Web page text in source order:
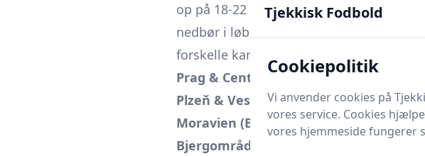
op på 18-22 °C, mens nætterne stadig
nedbør i løbet af måneden, primært
forskelle kan sammenfattes sådan:
Prag & Centrale Bøhmen:19-22 °C om
Plzeň & Vestbøhmen:18-21 °C, 8-10
Moravien (Brno, Ostrava): 17-21 °C, 7-
Bjergområderne (Krkonoše, Šumava):
Tjekkisk Fodbold
Cookiepolitik
Vi anvender cookies på
vores service. Cookies
vores hjemmeside fungerer